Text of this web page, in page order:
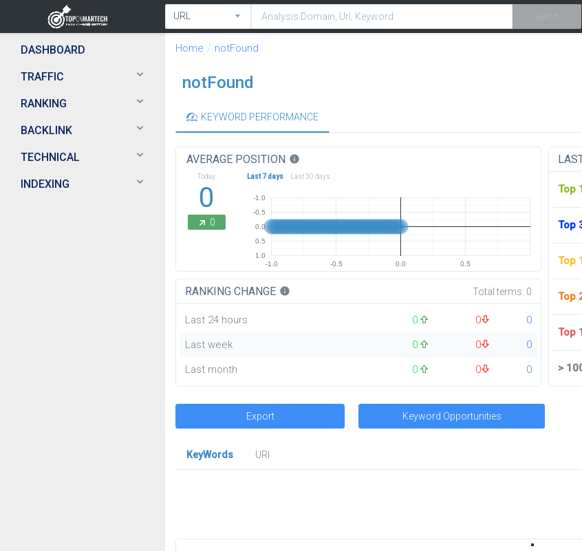
DASHBOARD
TRAFFIC
RANKING
BACKLINK
TECHNICAL
INDEXING
Home notFound
notFound
KEYWORD PERFORMANCE
AVERAGE POSITION info
Today
0
0
Last 7 days Last 30 days
-1.0 -0.5 0.0 0.5
-1.0
-0.5
0.0
0.5
1.0
RANKING CHANGE info Total terms: 0
Last 24 hours 0 0
0
Last week
0 0
0
Last month
0 0 0
Top
Top
Top
Top
Top
>
Export Keyword Opportunities
KeyWords
URl